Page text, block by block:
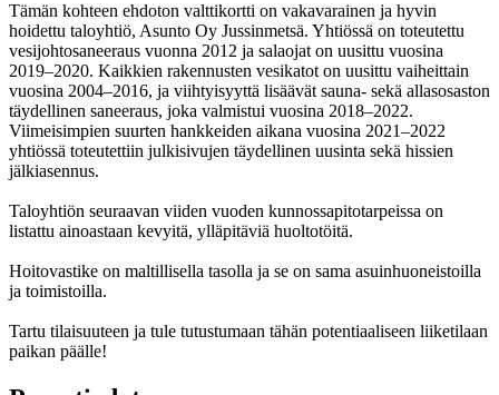
Tämän kohteen ehdoton valttikortti on vakavarainen ja hyvin
hoidettu taloyhtiö, Asunto Oy Jussinmetsä. Yhtiössä on toteutettu
vesijohtosaneeraus vuonna 2012 ja salaojat on uusittu vuosina
2019–2020. Kaikkien rakennusten vesikatot on uusittu vaiheittain
vuosina 2004–2016, ja viihtyisyyttä lisäävät sauna- sekä allasosaston
täydellinen saneeraus, joka valmistui vuosina 2018–2022.
Viimeisimpien suurten hankkeiden aikana vuosina 2021–2022
yhtiössä toteutettiin julkisivujen täydellinen uusinta sekä hissien
jälkiasennus.
Taloyhtiön seuraavan viiden vuoden kunnossapitotarpeissa on
listattu ainoastaan kevyitä, ylläpitäviä huoltotöitä.
Hoitovastike on maltillisella tasolla ja se on sama asuinhuoneistoilla
ja toimistoilla.
Tartu tilaisuuteen ja tule tutustumaan tähän potentiaaliseen liiketilaan
paikan päälle!